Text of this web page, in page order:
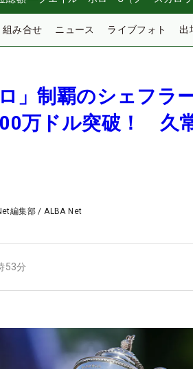
組み合せ ニュース ライブフォト 出
」制覇のシェフラ
万ドル突破！ 久
編集部 /ALBA Net
53分